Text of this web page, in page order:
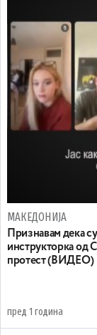
МАКЕДОНИЈА
Признавам дека
инструкторка од
протест (ВИДЕО)
пред 1 година